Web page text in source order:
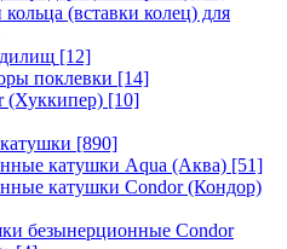
(вставки колец) для
[12]
поклевки [14]
(Хуккипер) [10]
[890]
катушки Aqua (Аква) [51]
катушки Condor (Кондор)
безынерционные Condor